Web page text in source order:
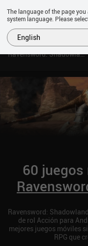
Ravensword:
60
Ravensword:
de rol Acción para
mejores juegos móviles
RPG que
The language of the page
system language. Please
English